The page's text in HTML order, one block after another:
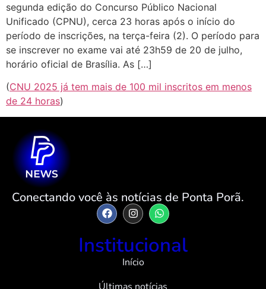
segunda edição do Concurso Público Nacional
Unificado (CPNU), cerca 23 horas após o início do
período de inscrições, na terça-feira (2). O período para
se inscrever no exame vai até 23h59 de 20 de julho,
horário oficial de Brasília. As […]
(CNU 2025 já tem mais de 100 mil inscritos em menos
de 24 horas)
Conectando você às notícias de Ponta Porã.
Institucional
Início
Últimas notícias